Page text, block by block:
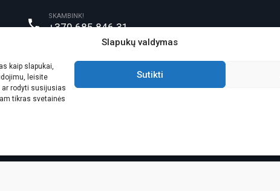
Slapukų valdymas
kaip slapukai,
leisite
rodyti susijusias
tikras svetainės
Sutikti
SKAMBINK!
+370 685 846 31
ATVYKIT!
ULONŲ g. 5 ( IV aukštas), Vilnius